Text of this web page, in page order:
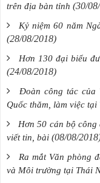
trên địa bàn tỉnh (30/
Kỷ niệm 60 năm
(28/08/2018)
Hơn 130 đại biểu
(24/08/2018)
Đoàn công tác của
Quốc thăm, làm việc tại
Hơn 50 cán bộ công
viết tin, bài (08/08/
Ra mắt Văn phòng
và Môi trường tại Thái